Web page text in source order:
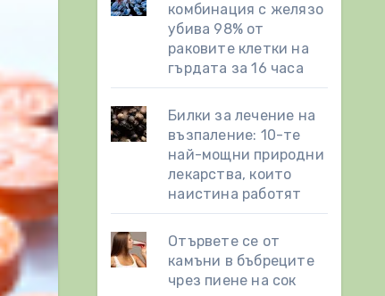
комбинация с желязо
убива 98% от
раковите клетки на
гърдата за 16 часа
Билки за лечение на
възпаление: 10-те
най-мощни природни
лекарства, които
наистина работят
Отървете се от
камъни в бъбреците
чрез пиене на сок